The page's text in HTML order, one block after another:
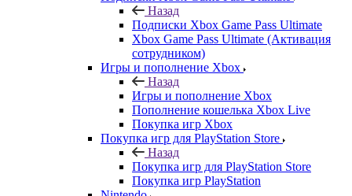
Назад
Подписки Xbox Game Pass Ultimate
Xbox Game Pass Ultimate (Активация
сотрудником)
Игры и пополнение Xbox
Назад
Игры и пополнение Xbox
Пополнение кошелька Xbox Live
Покупка игр Xbox
Покупка игр для PlayStation Store
Назад
Покупка игр для PlayStation Store
Покупка игр PlayStation